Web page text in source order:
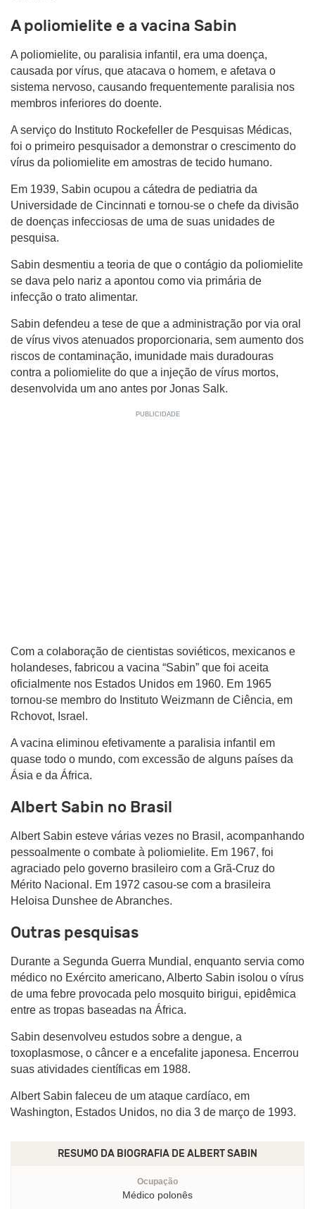
A poliomielite e a vacina Sabin
A poliomielite, ou paralisia infantil, era uma doença,
causada por vírus, que atacava o homem, e afetava o
sistema nervoso, causando frequentemente paralisia nos
membros inferiores do doente.
A serviço do Instituto Rockefeller de Pesquisas Médicas,
foi o primeiro pesquisador a demonstrar o crescimento do
vírus da poliomielite em amostras de tecido humano.
Em 1939, Sabin ocupou a cátedra de pediatria da
Universidade de Cincinnati e tornou-se o chefe da divisão
de doenças infecciosas de uma de suas unidades de
pesquisa.
Sabin desmentiu a teoria de que o contágio da poliomielite
se dava pelo nariz a apontou como via primária de
infecção o trato alimentar.
Sabin defendeu a tese de que a administração por via oral
de vírus vivos atenuados proporcionaria, sem aumento dos
riscos de contaminação, imunidade mais duradouras
contra a poliomielite do que a injeção de vírus mortos,
desenvolvida um ano antes por Jonas Salk.
Com a colaboração de cientistas soviéticos, mexicanos e
holandeses, fabricou a vacina “Sabin” que foi aceita
oficialmente nos Estados Unidos em 1960. Em 1965
tornou-se membro do Instituto Weizmann de Ciência, em
Rchovot, Israel.
A vacina eliminou efetivamente a paralisia infantil em
quase todo o mundo, com excessão de alguns países da
Ásia e da África.
Albert Sabin no Brasil
Albert Sabin esteve várias vezes no Brasil, acompanhando
pessoalmente o combate à poliomielite. Em 1967, foi
agraciado pelo governo brasileiro com a Grã-Cruz do
Mérito Nacional. Em 1972 casou-se com a brasileira
Heloisa Dunshee de Abranches.
Outras pesquisas
Durante a Segunda Guerra Mundial, enquanto servia como
médico no Exército americano, Alberto Sabin isolou o vírus
de uma febre provocada pelo mosquito birigui, epidêmica
entre as tropas baseadas na África.
Sabin desenvolveu estudos sobre a dengue, a
toxoplasmose, o câncer e a encefalite japonesa. Encerrou
suas atividades científicas em 1988.
Albert Sabin faleceu de um ataque cardíaco, em
Washington, Estados Unidos, no dia 3 de março de 1993.
RESUMO DA BIOGRAFIA DE ALBERT SABIN
Ocupação
Médico polonês